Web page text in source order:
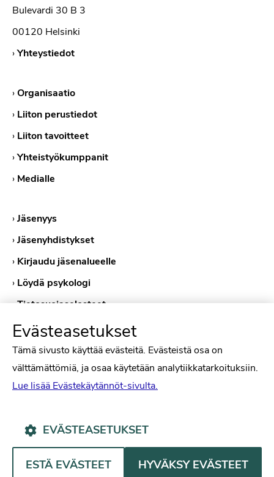
Bulevardi 30 B 3
00120 Helsinki
›Yhteystiedot
›Organisaatio
› Liiton perustiedot
› Liiton tavoitteet
›Yhteistyökumppanit
› Medialle
›Jäsenyys
›Jäsenyhdistykset
› Kirjaudu jäsenalueelle
› Löydä psykologi
›Tietosuojaselosteet
›Evästekäytännöt
Psykologiliitto Facebookissa
Psykologiliitto Instagramissa
Psykologiliitto LinkedInissä
Psykologiliitto
Evästeasetukset
Tämä sivusto käyttää evästeitä. Evästeistä osa on
välttämättömiä, ja osaa käytetään analytiikkatarkoituksiin.
Lue lisää Evästekäytännöt-sivulta.
EVÄSTEASETUKSET
ESTÄ EVÄSTEET HYVÄKSY EVÄSTEET